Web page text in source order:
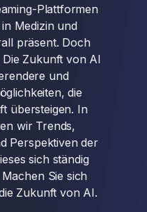
Plattformen
Medizin und
präsent. Doch
Zukunft von AI
und
die
übersteigen. In
wir Trends,
Perspektiven der
sich ständig
Sie sich
Zukunft von AI.